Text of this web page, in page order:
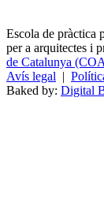
Escola de pràctica
per a arquitectes i
de Catalunya
Avís legal |
Baked by: Digital